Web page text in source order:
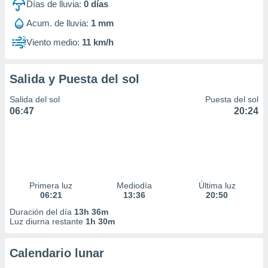
Días de lluvia: 0 días
Acum. de lluvia: 1 mm
Viento medio: 11 km/h
Salida y Puesta del sol
Salida del sol
06:47
Puesta del sol
20:24
Primera luz
06:21
Mediodía
13:36
Última luz
20:50
Duración del día 13h 36m
Luz diurna restante 1h 30m
Calendario lunar